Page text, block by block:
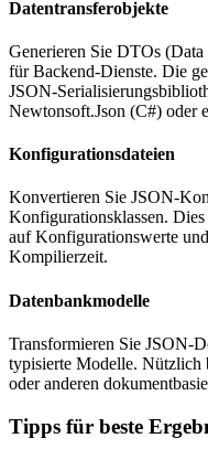
Datentransferobjekte
Generieren Sie DTOs (Data
für Backend-Dienste. Die
JSON-
Newtonsoft.Json (C#) oder
Konfigurationsdateien
Konvertieren Sie JSON-
Konfigurationsklassen.
auf Konfigurationswerte
Kompilierzeit.
Datenbankmodelle
Transformieren Sie JSON-
typisierte Modelle. Nützlich
oder anderen
Tipps für beste